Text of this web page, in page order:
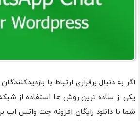
اگر به دنبال برقراری ارتباط با
یکی از ساده ترین روش ها استفاده از
شما با دانلود رایگان افزونه چت واتس اپ